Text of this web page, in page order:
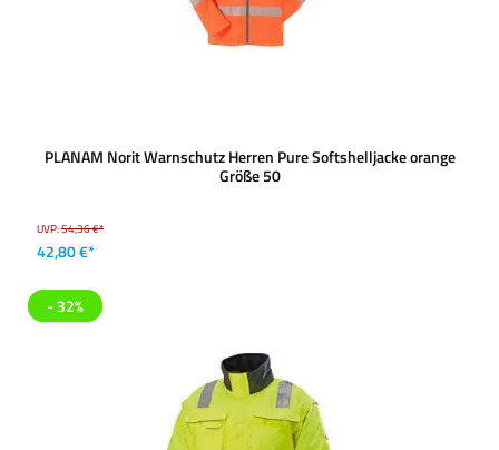
PLANAM Norit Warnschutz Herren Pure Softshelljacke orange
Größe 50
UVP:54,36 €*
42,80 €*
- 32%